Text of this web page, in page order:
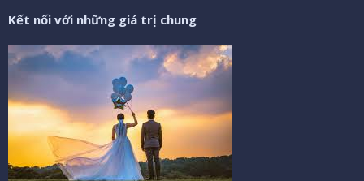
Kết nối với những giá trị chung